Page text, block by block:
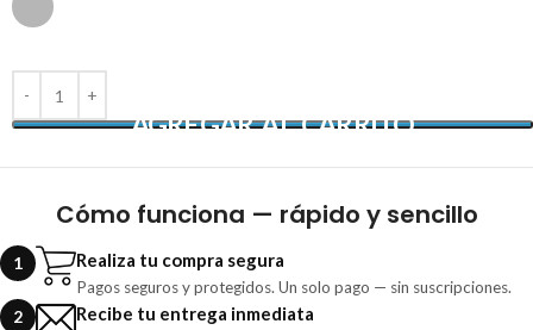
AGREGAR AL CARRITO
Cómo funciona — rápido y sencillo
1 Realiza tu compra segura
Pagos seguros y protegidos. Un solo pago — sin suscripciones.
2 Recibe tu entrega inmediata